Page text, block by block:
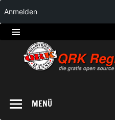
MENÜ
Anmelden